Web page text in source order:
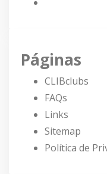
Páginas
CLIBclubs
FAQs
Links
Sitemap
Política de